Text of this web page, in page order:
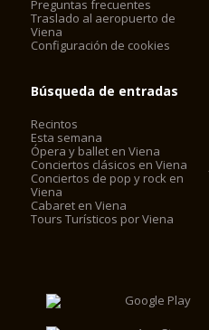
Preguntas frecuentes
Traslado al aeropuerto de
Viena
Configuración de cookies
Búsqueda de entradas
Recintos
Esta semana
Ópera y ballet en Viena
Conciertos clásicos en Viena
Conciertos de pop y rock en
Viena
Cabaret en Viena
Tours Turísticos por Viena